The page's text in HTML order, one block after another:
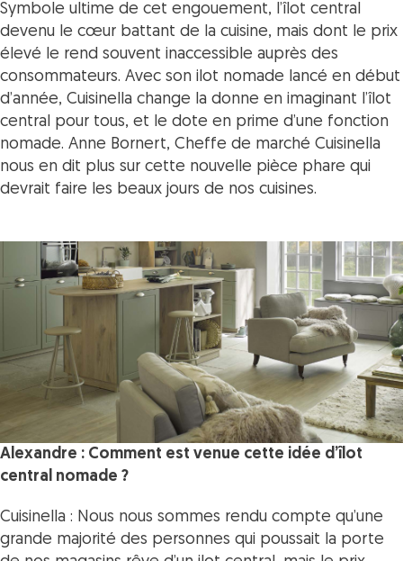
Symbole ultime de cet engouement, l’îlot central
devenu le cœur battant de la cuisine, mais dont le prix
élevé le rend souvent inaccessible auprès des
consommateurs. Avec son ilot nomade lancé en début
d’année, Cuisinella change la donne en imaginant l’îlot
central pour tous, et le dote en prime d’une fonction
nomade. Anne Bornert, Cheffe de marché Cuisinella
nous en dit plus sur cette nouvelle pièce phare qui
devrait faire les beaux jours de nos cuisines.
Alexandre : Comment est venue cette idée d’îlot
central nomade ?
Cuisinella : Nous nous sommes rendu compte qu’une
grande majorité des personnes qui poussait la porte